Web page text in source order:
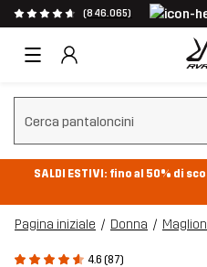
(846.065)
Cancella ricerca
SALDI ESTIVI: fino al 50% di
Pagina iniziale Donna
4.6 (87)